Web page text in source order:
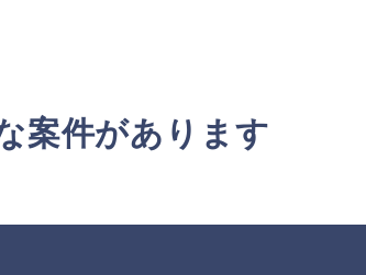
案件があります